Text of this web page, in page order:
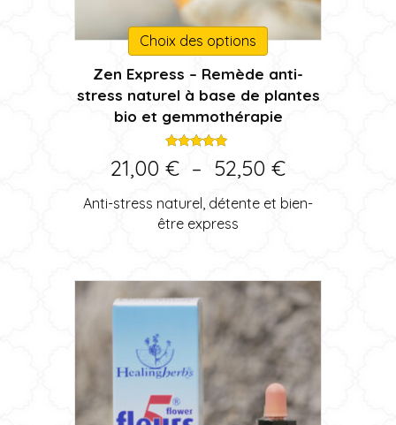
Choix des options
Ce
produit
a
plusieurs
variations.
options
peuvent
être
page
du
produit
Zen Express – Remède anti-
stress naturel à base de plantes
bio et gemmothérapie
5.00
21,00 € – 52,50 €Plage
de
à
52,50 €
Anti-stress naturel, détente et bien-
être express